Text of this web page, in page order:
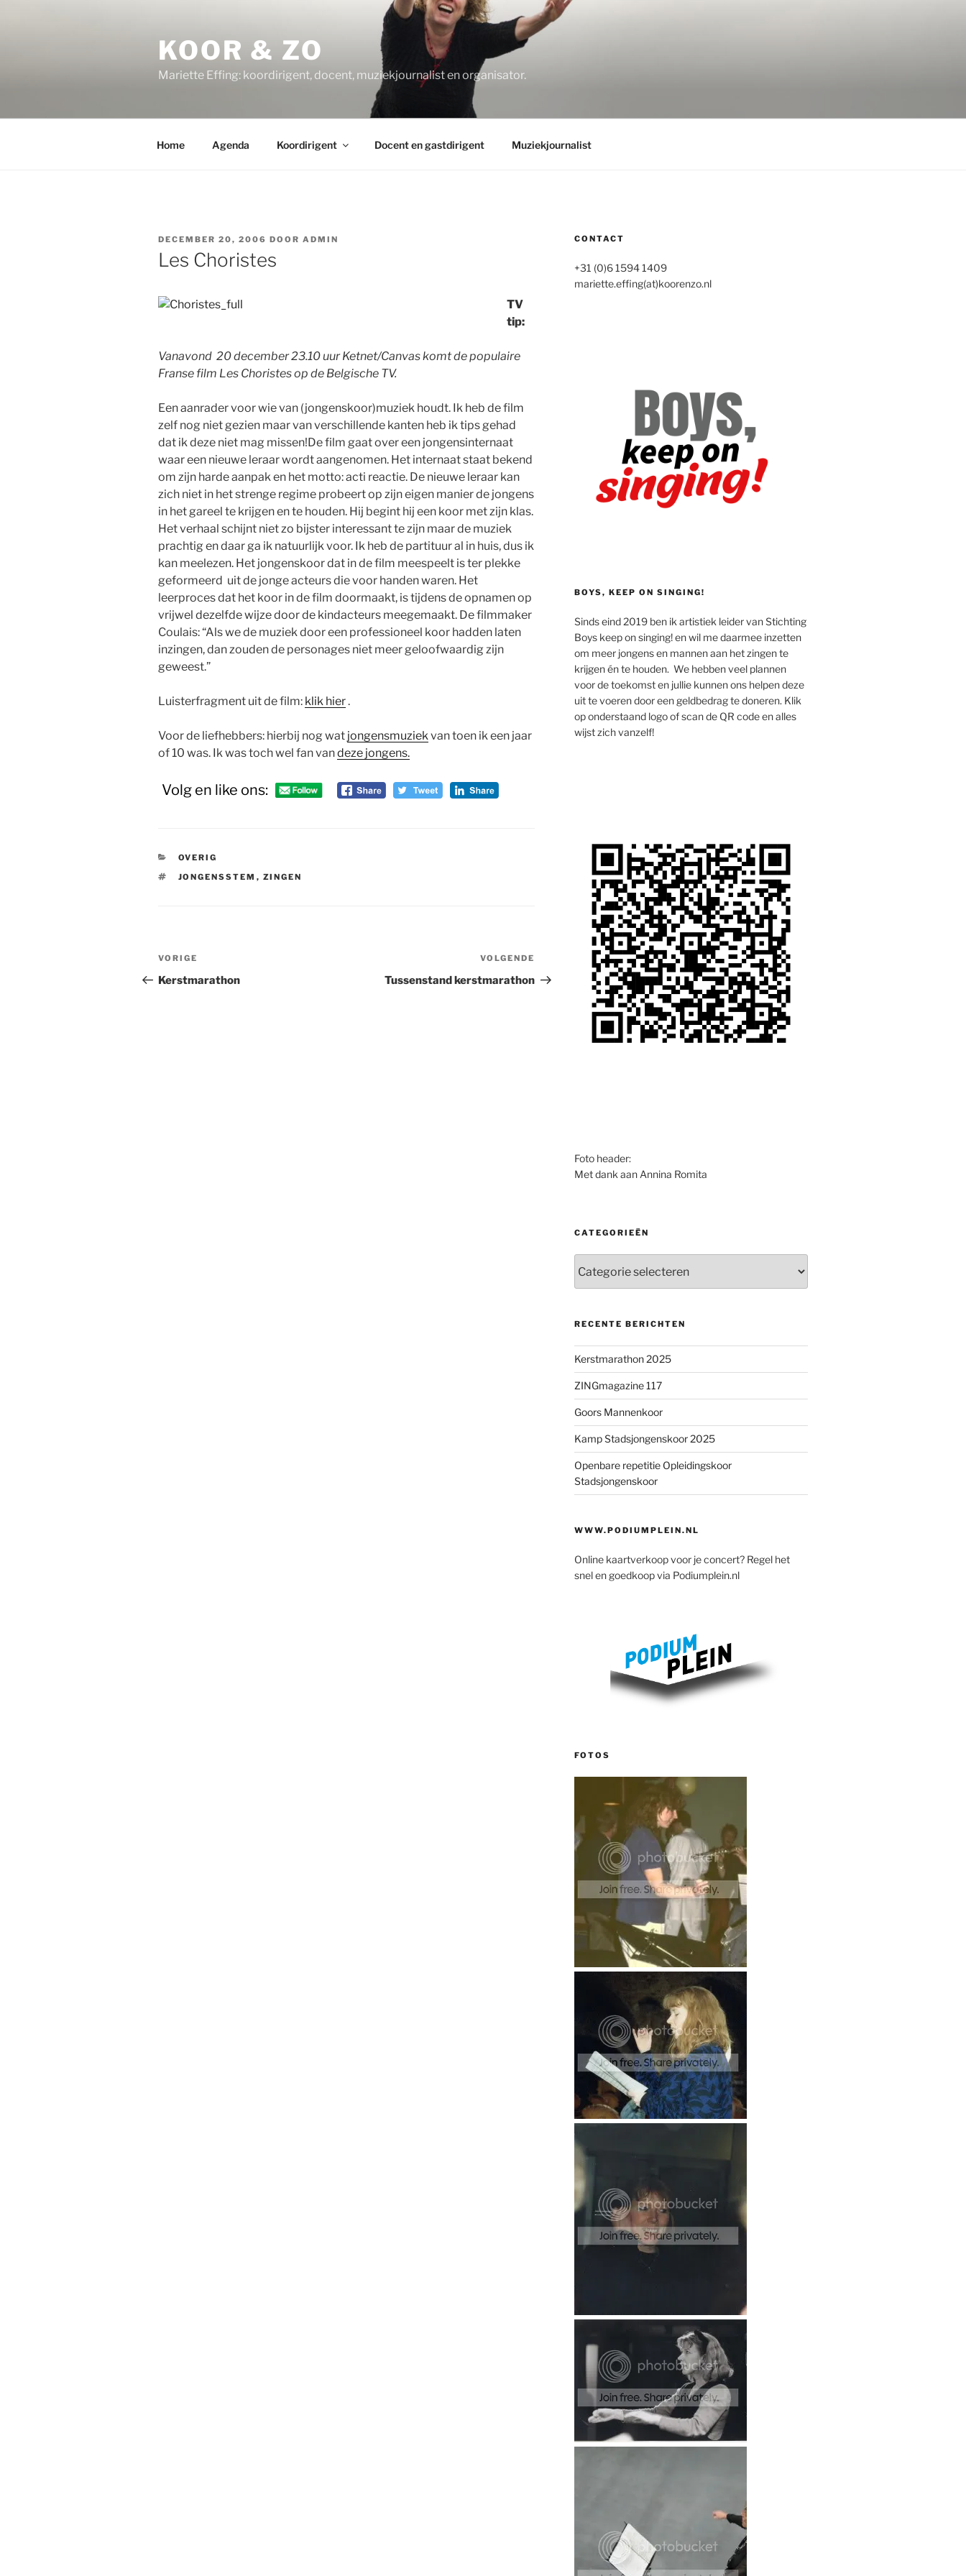
KOOR & ZO
Mariette Effing: koordirigent, docent, muziekjournalist en organisator.
Home Agenda Koordirigent Docent en gastdirigent Muziekjournalist
GEPLAATST
OP
DECEMBER 20, 2006 DOOR ADMIN
Les Choristes
TV
tip:
Vanavond 20 december 23.10 uur Ketnet/Canvas komt de populaire
Franse film Les Choristes op de Belgische TV.
Een aanrader voor wie van (jongenskoor)muziek houdt. Ik heb de film
zelf nog niet gezien maar van verschillende kanten heb ik tips gehad
dat ik deze niet mag missen!De film gaat over een jongensinternaat
waar een nieuwe leraar wordt aangenomen. Het internaat staat bekend
om zijn harde aanpak en het motto: acti reactie. De nieuwe leraar kan
zich niet in het strenge regime probeert op zijn eigen manier de jongens
in het gareel te krijgen en te houden. Hij begint hij een koor met zijn klas.
Het verhaal schijnt niet zo bijster interessant te zijn maar de muziek
prachtig en daar ga ik natuurlijk voor. Ik heb de partituur al in huis, dus ik
kan meelezen. Het jongenskoor dat in de film meespeelt is ter plekke
geformeerd uit de jonge acteurs die voor handen waren. Het
leerproces dat het koor in de film doormaakt, is tijdens de opnamen op
vrijwel dezelfde wijze door de kindacteurs meegemaakt. De filmmaker
Coulais: “Als we de muziek door een professioneel koor hadden laten
inzingen, dan zouden de personages niet meer geloofwaardig zijn
geweest.”
Luisterfragment uit de film: klik hier.
Voor de liefhebbers: hierbij nog wat jongensmuziekvan toen ik een jaar
of 10 was. Ik was toch wel fan vandeze jongens.
Volg en like ons:
CATEGORIEËN
OVERIG
TAGS
JONGENSSTEM , ZINGEN
Bericht
navigatie
Vorig
bericht
VORIGE
Kerstmarathon
bericht
VOLGENDE
Tussenstand kerstmarathon
CONTACT
+31 (0)6 1594 1409
mariette.effing(at)koorenzo.nl
BOYS, KEEP ON SINGING!
Sinds eind 2019 ben ik artistiek leider van Stichting
Boys keep on singing! en wil me daarmee inzetten
om meer jongens en mannen aan het zingen te
krijgen én te houden. We hebben veel plannen
voor de toekomst en jullie kunnen ons helpen deze
uit te voeren door een geldbedrag te doneren. Klik
op onderstaand logo of scan de QR code en alles
wijst zich vanzelf!
Foto header:
Met dank aan Annina Romita
CATEGORIEËN
RECENTE BERICHTEN
Kerstmarathon 2025
ZINGmagazine 117
Goors Mannenkoor
Kamp Stadsjongenskoor 2025
Openbare repetitie Opleidingskoor
Stadsjongenskoor
WWW.PODIUMPLEIN.NL
Online kaartverkoop voor je concert? Regel het
snel en goedkoop via Podiumplein.nl
FOTOS